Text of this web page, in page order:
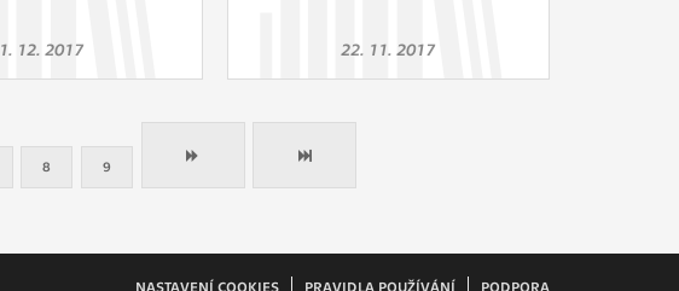
1. 12. 2017 22. 11. 2017
8 9
NASTAVENÍ COOKIES PRAVIDLA POUŽÍVÁNÍ PODPORA